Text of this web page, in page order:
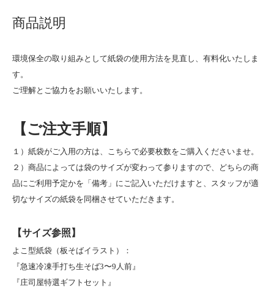
商品説明
環境保全の取り組みとして紙袋の使用方法を見直し、有料化いたしま
す。
ご理解とご協力をお願いいたします。
【ご注文手順】
１）紙袋がご入用の方は、こちらで必要枚数をご購入くださいませ。
２）商品によっては袋のサイズが変わって参りますので、どちらの商
品にご利用予定かを「備考」にご記入いただけますと、スタッフが適
切なサイズの紙袋を同梱させていただきます。
【サイズ参照】
よこ型紙袋（板そばイラスト）：
『急速冷凍手打ち生そば3〜9人前』
『庄司屋特選ギフトセット』